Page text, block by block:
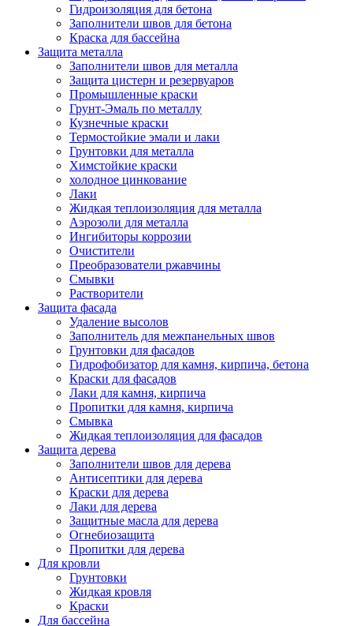
Гидроизоляция для бетона
Заполнители швов для бетона
Краска для бассейна
Защита металла
Заполнители швов для металла
Защита цистерн и резервуаров
Промышленные краски
Грунт-Эмаль по металлу
Кузнечные краски
Термостойкие эмали и лаки
Грунтовки для металла
Химстойкие краски
холодное цинкование
Лаки
Жидкая теплоизоляция для металла
Аэрозоли для металла
Ингибиторы коррозии
Очистители
Преобразователи ржавчины
Смывки
Растворители
Защита фасада
Удаление высолов
Заполнитель для межпанельных швов
Грунтовки для фасадов
Гидрофобизатор для камня, кирпича, бетона
Краски для фасадов
Лаки для камня, кирпича
Пропитки для камня, кирпича
Смывка
Жидкая теплоизоляция для фасадов
Защита дерева
Заполнители швов для дерева
Антисептики для дерева
Краски для дерева
Лаки для дерева
Защитные масла для дерева
Огнебиозащита
Пропитки для дерева
Для кровли
Грунтовки
Жидкая кровля
Краски
Для бассейна